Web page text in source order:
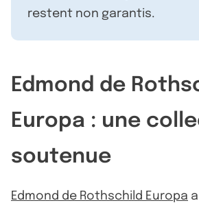
restent non garantis.
Edmond de
Europa : une
soutenue
Edmond de Rothschild Europa